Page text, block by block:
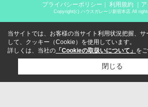
プライバシーポリシー 利用規約 ｜
Copyright(c) ハウスガレージ新宿本店 All
当サイトでは、お客様の当サイト利用状況把握、サ
して、クッキー（Cookie）を使用しています。
詳しくは、当社の 「Cookieの取扱いについて」 を
閉じる